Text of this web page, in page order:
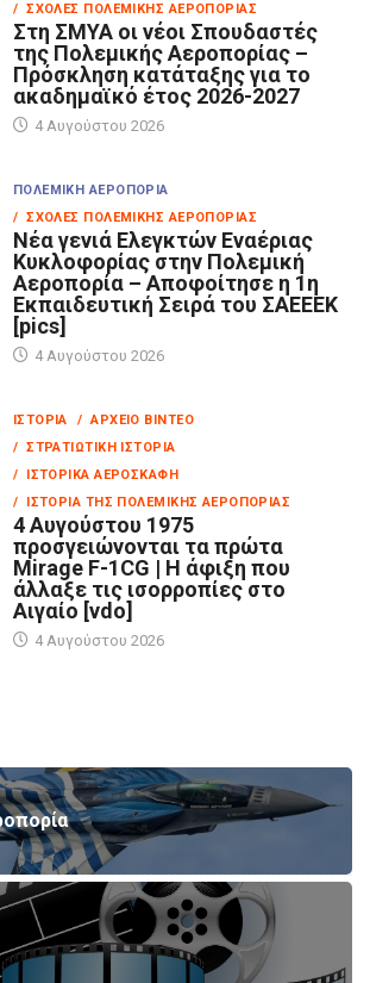
/ ΣΧΟΛΈΣ ΠΟΛΕΜΙΚΉΣ ΑΕΡΟΠΟΡΊΑΣ
Στη ΣΜΥΑ οι νέοι Σπουδαστές
της Πολεμικής Αεροπορίας –
Πρόσκληση κατάταξης για το
ακαδημαϊκό έτος 2026-2027
4 Αυγούστου 2026
ΠΟΛΕΜΙΚΉ ΑΕΡΟΠΟΡΊΑ
/ ΣΧΟΛΈΣ ΠΟΛΕΜΙΚΉΣ ΑΕΡΟΠΟΡΊΑΣ
Νέα γενιά Ελεγκτών Εναέριας
Κυκλοφορίας στην Πολεμική
Αεροπορία – Αποφοίτησε η 1η
Εκπαιδευτική Σειρά του ΣΑΕΕΕΚ
[pics]
4 Αυγούστου 2026
ΙΣΤΟΡΊΑ
/ ΑΡΧΕΊΟ ΒΊΝΤΕΟ
/ ΣΤΡΑΤΙΩΤΙΚΉ ΙΣΤΟΡΊΑ
/ ΙΣΤΟΡΙΚΆ ΑΕΡΟΣΚΆΦΗ
/ ΙΣΤΟΡΊΑ ΤΗΣ ΠΟΛΕΜΙΚΉΣ ΑΕΡΟΠΟΡΊΑΣ
4 Αυγούστου 1975
προσγειώνονται τα πρώτα
Mirage F-1CG | Η άφιξη που
άλλαξε τις ισορροπίες στο
Αιγαίο [vdo]
4 Αυγούστου 2026